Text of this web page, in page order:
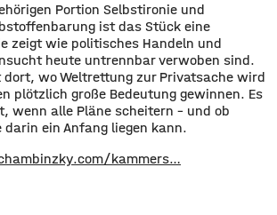
Portion Selbstironie und
ist das Stück eine
zeigt wie politisches Handeln und
heute untrennbar verwoben sind.
dort, wo Weltrettung zur Privatsache wird
plötzlich große Bedeutung gewinnen. Es
wenn alle Pläne scheitern – und ob
ein Anfang liegen kann.
kammers…